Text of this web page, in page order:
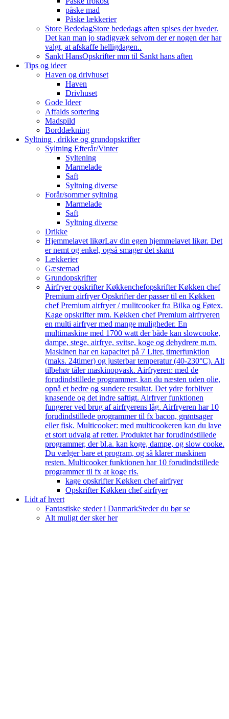
påske mad
Påske lækkerier
Store BededagStore bededags aften spises der hveder.
Det kan man jo stadigvæk selvom der er nogen der har
valgt, at afskaffe helligdagen..
Sankt HansOpskrifter mm til Sankt hans aften
Tips og ideer
Haven og drivhuset
Haven
Drivhuset
Gode Ideer
Affalds sortering
Madspild
Borddækning
Syltning , drikke og grundopskrifter
Syltning Efterår/Vinter
Syltening
Marmelade
Saft
Syltning diverse
Forår/sommer syltning
Marmelade
Saft
Syltning diverse
Drikke
Hjemmelavet likørLav din egen hjemmelavet likør. Det
er nemt og enkel, også smager det skønt
Lækkerier
Gæstemad
Grundopskrifter
Airfryer opskrifter Køkkenchefopskrifter Køkken chef
Premium airfryer Opskrifter der passer til en Køkken
chef Premium airfryer / mulitcooker fra Bilka og Føtex.
Kage opskrifter mm. Køkken chef Premium airfryeren
en multi airfryer med mange muligheder. En
multimaskine med 1700 watt der både kan slowcooke,
dampe, stege, airfrye, svitse, koge og dehydrere m.m.
Maskinen har en kapacitet på 7 Liter, timerfunktion
(maks. 24timer) og justerbar temperatur (40-230°C). Alt
tilbehør tåler maskinopvask. Airfryeren: med de
forudindstillede programmer, kan du næsten uden olie,
opnå et bedre og sundere resultat. Det ydre forbliver
knasende og det indre saftigt. Airfryer funktionen
fungerer ved brug af airfryerens låg. Airfryeren har 10
forudindstillede programmer til fx bacon, grøntsager
eller fisk. Multicooker: med multicookeren kan du lave
et stort udvalg af retter. Produktet har forudindstillede
programmer, der bl.a. kan koge, dampe, og slow cooke.
Du vælger bare et program, og så klarer maskinen
resten. Multicooker funktionen har 10 forudindstillede
programmer til fx at koge ris.
kage opskrifter Køkken chef airfryer
Opskrifter Køkken chef airfryer
Lidt af hvert
Fantastiske steder i DanmarkSteder du bør se
Alt muligt der sker her